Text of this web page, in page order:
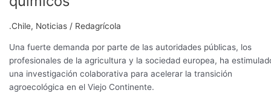
.Chile, Noticias / Redagrícola
Una fuerte demanda por parte de las autoridades públicas, los
profesionales de la agricultura y la sociedad europea, ha
una investigación colaborativa para acelerar la transición
agroecológica en el Viejo Continente.
emprenden
una
de
ruta
para
obtener